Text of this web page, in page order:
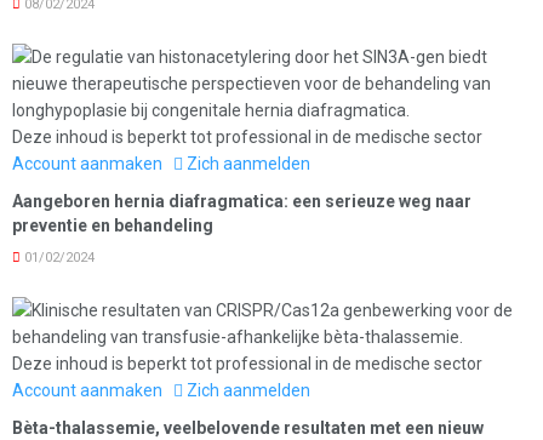
08/02/2024
Deze inhoud is beperkt tot professional in de medische sector
Account aanmaken
Zich aanmelden
Aangeboren hernia diafragmatica: een serieuze weg naar
preventie en behandeling
01/02/2024
Deze inhoud is beperkt tot professional in de medische sector
Account aanmaken
Zich aanmelden
Bèta-thalassemie, veelbelovende resultaten met een nieuw